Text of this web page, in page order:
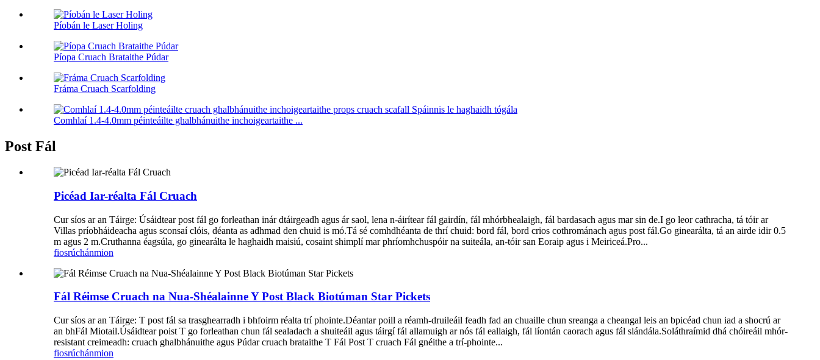
Píobán le Laser Holing
Píopa Cruach Brataithe Púdar
Fráma Cruach Scarfolding
Comhlaí 1.4-4.0mm péinteáilte ghalbhánuithe inchoigeartaithe ...
Post Fál
Picéad Iar-réalta Fál Cruach
Cur síos ar an Táirge: Úsáidtear post fál go forleathan inár dtáirgeadh agus ár saol, lena n-áirítear fál gairdín, fál mhórbhealaigh, fál bardasach agus mar sin de.I go leor cathracha, tá tóir ar
Villas príobháideacha agus sconsaí clóis, déanta as adhmad den chuid is mó.Tá sé comhdhéanta de thrí chuid: bord fál, bord crios cothrománach agus post fál.Go ginearálta, tá an airde idir 0.5
m agus 2 m.Cruthanna éagsúla, go ginearálta le haghaidh maisiú, cosaint shimplí mar phríomhchuspóir na suiteála, an-tóir san Eoraip agus i Meiriceá.Pro...
fiosrúchánmion
Fál Réimse Cruach na Nua-Shéalainne Y Post Black Biotúman Star Pickets
Cur síos ar an Táirge: T post fál sa trasghearradh i bhfoirm réalta trí phointe.Déantar poill a réamh-druileáil feadh fad an chuaille chun sreanga a cheangal leis an bpicéad chun iad a shocrú ar
an bhFál Miotail.Úsáidtear poist T go forleathan chun fál sealadach a shuiteáil agus táirgí fál allamuigh ar nós fál eallaigh, fál líontán caorach agus fál slándála.Soláthraímid dhá chóireáil mhór-
resistant creimeadh: cruach ghalbhánuithe agus Púdar cruach brataithe T Fál Post T cruach Fál gnéithe a trí-phointe...
fiosrúchánmion